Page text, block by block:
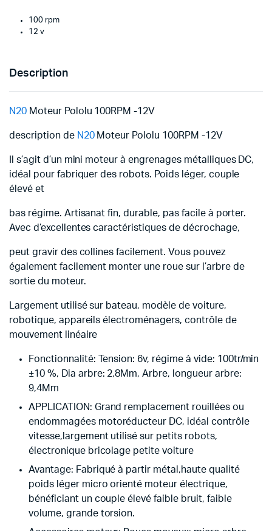
100 rpm
12 v
Description
N20Moteur Pololu 100RPM -12V
description de N20Moteur Pololu 100RPM -12V
Il s’agit d’un mini moteur à engrenages métalliques DC,
idéal pour fabriquer des robots. Poids léger, couple
élevé et
bas régime. Artisanat fin, durable, pas facile à porter.
Avec d’excellentes caractéristiques de décrochage,
peut gravir des collines facilement. Vous pouvez
également facilement monter une roue sur l’arbre de
sortie du moteur.
Largement utilisé sur bateau, modèle de voiture,
robotique, appareils électroménagers, contrôle de
mouvement linéaire
Fonctionnalité: Tension: 6v, régime à vide: 100tr/min
±10 %, Dia arbre: 2,8Mm, Arbre, longueur arbre:
9,4Mm
APPLICATION: Grand remplacement rouillées ou
endommagées motoréducteur DC, idéal contrôle
vitesse,largement utilisé sur petits robots,
électronique bricolage petite voiture
Avantage: Fabriqué à partir métal,haute qualité
poids léger micro orienté moteur électrique,
bénéficiant un couple élevé faible bruit, faible
volume, grande torsion.